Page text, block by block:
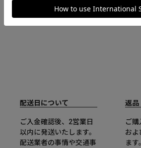
ジュアリー・ア
けてきました。
配送日について
ご入金確認後、2営業日
以内に発送いたします。
配送業者の事情や交通事
返品
ご
およ
ま